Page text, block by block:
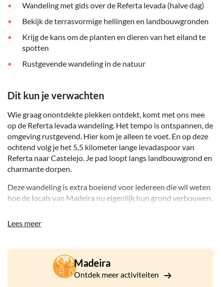
Wandeling met gids over de Referta levada (halve dag)
Bekijk de terrasvormige hellingen en landbouwgronden
Krijg de kans om de planten en dieren van het eiland te
spotten
Rustgevende wandeling in de natuur
Dit kun je verwachten
Wie graag onontdekte plekken ontdekt, komt met ons mee
op de Referta levada wandeling. Het tempo is ontspannen, de
omgeving rustgevend. Hier kom je alleen te voet. En op deze
ochtend volg je het 5,5 kilometer lange levadaspoor van
Referta naar Castelejo. Je pad loopt langs landbouwgrond en
charmante dorpen.
Deze wandeling is extra boeiend voor iedereen die wil weten
hoe de locals van Madeira nu eigenlijk hun grond verbouwen.
landbouwterrassen. Deze liggen tegen de heuvels aan, vol
In de verte zie je de dorpen in het noordoosten en ook de
flora en fauna die alleen hier op het eiland voorkomen. Je
gids helpt je ze te herkennen. Met alleen de natuur om je
heen worden dit een paar serene uren op Madeira.
Lees meer
Madeira
Ontdek meer activiteiten